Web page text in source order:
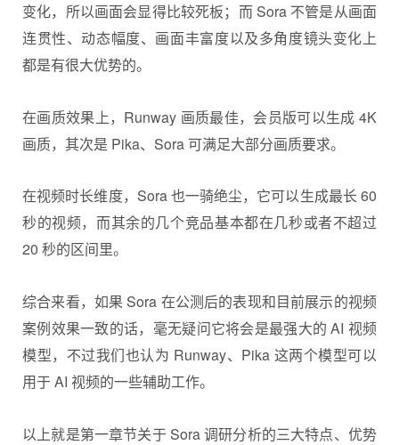
变化，所以画面会显得比较死板；而 Sora 不管是从画面
连贯性、动态幅度、画面丰富度以及多角度镜头变化上
都是有很大优势的。
在画质效果上，Runway 画质最佳，会员版可以生成 4K
画质，其次是 Pika、Sora 可满足大部分画质要求。
在视频时长维度，Sora 也一骑绝尘，它可以生成最长 60
秒的视频，而其余的几个竞品基本都在几秒或者不超过
20 秒的区间里。
综合来看，如果 Sora 在公测后的表现和目前展示的视频
案例效果一致的话，毫无疑问它将会是最强大的 AI 视频
模型，不过我们也认为 Runway、Pika 这两个模型可以
用于 AI 视频的一些辅助工作。
以上就是第一章节关于 Sora 调研分析的三大特点、优势